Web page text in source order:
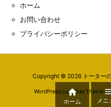
ホーム
お問い合わせ
プライバシーポリシー
Copyright © 2026 トーター
WordPress Luxeritas Theme is

ホーム メニ